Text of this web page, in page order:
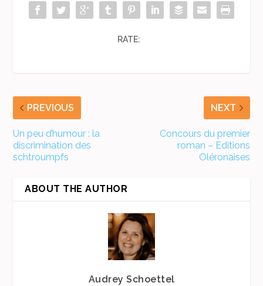
RATE:
PREVIOUS
Un peu d’humour : la
discrimination des
schtroumpfs
NEXT
Concours du premier
roman – Editions
Oléronaises
ABOUT THE AUTHOR
Audrey Schoettel